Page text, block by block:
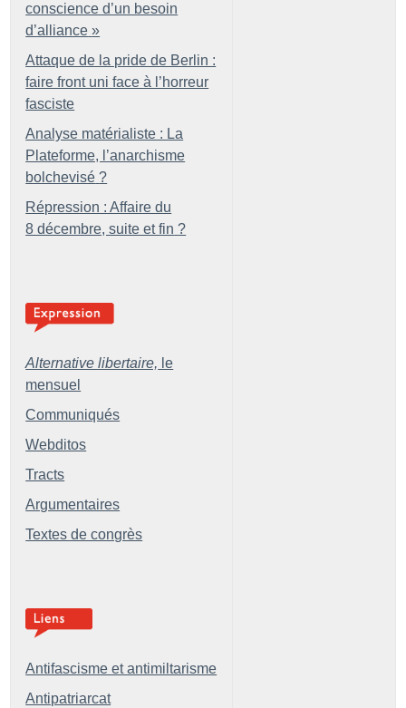
conscience d’un besoin
d’alliance »
Attaque de la pride de Berlin :
faire front uni face à l’horreur
fasciste
Analyse matérialiste : La
Plateforme, l’anarchisme
bolchevisé ?
Répression : Affaire du
8 décembre, suite et fin ?
Alternative libertaire, le
mensuel
Communiqués
Webditos
Tracts
Argumentaires
Textes de congrès
Antifascisme et antimiltarisme
Antipatriarcat